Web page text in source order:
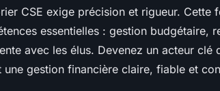
: devenez
rôle !
CSE exige précision et rigueur. Cette
essentielles : gestion budgétaire,
avec les élus. Devenez un acteur clé
une gestion financière claire, fiable et